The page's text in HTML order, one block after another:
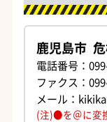
鹿児島市
電話番号：
ファクス：
メール：
(注)●を＠に変